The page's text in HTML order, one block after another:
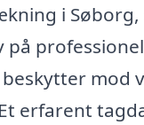
i
mod
erfarent